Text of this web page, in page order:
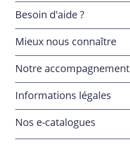
Besoin d'aide ?
Mieux nous connaître
Notre accompagnement
Informations légales
Nos e-catalogues